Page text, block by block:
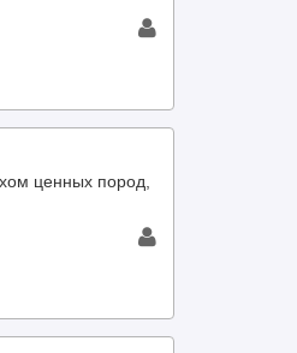
ценных пород,